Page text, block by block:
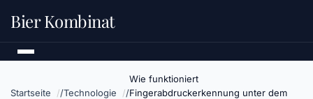
Bier Kombinat
Startseite Technologie
Wie funktioniert
Fingerabdruckerkennung unter dem